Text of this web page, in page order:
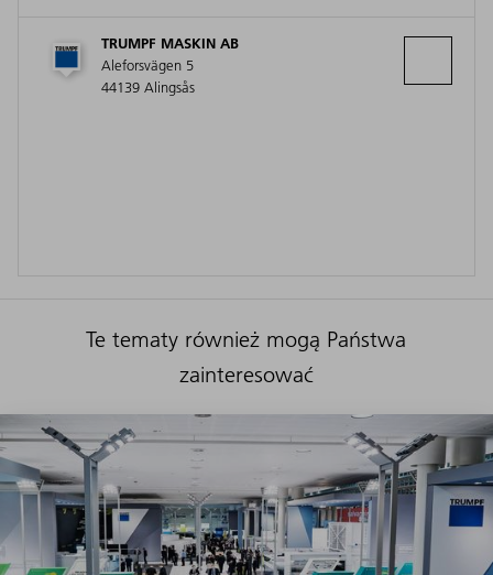
TRUMPF MASKIN AB
Aleforsvägen 5
44139 Alingsås
Te tematy również mogą Państwa
zainteresować